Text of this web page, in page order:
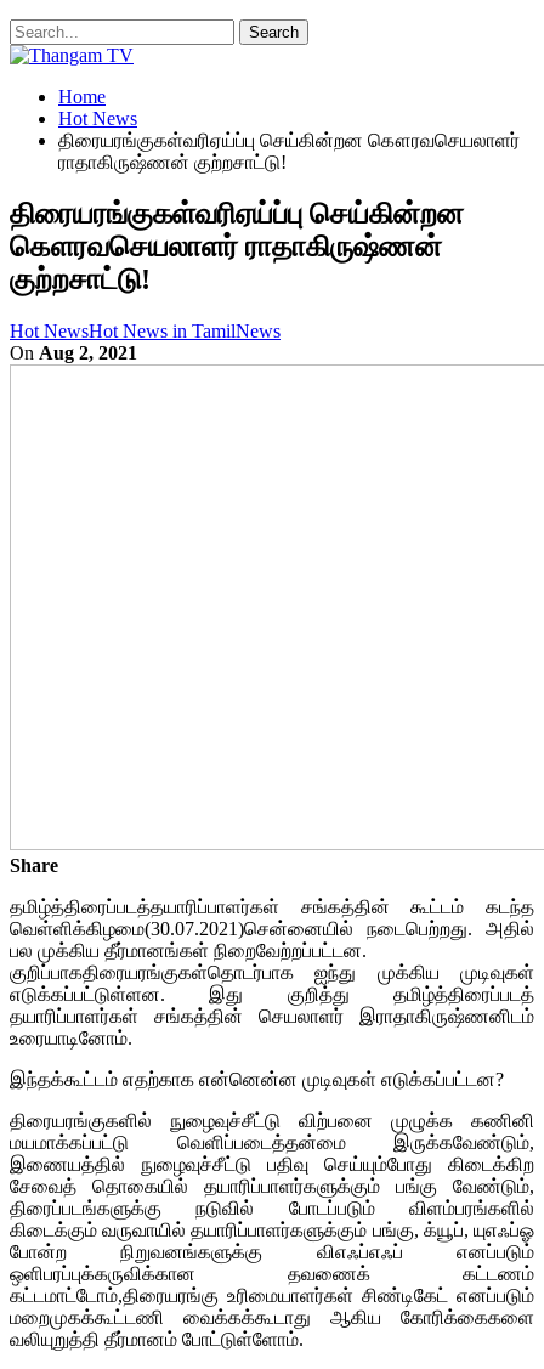
Home
Hot News
திரையரங்குகள்வரிஏய்ப்பு செய்கின்றன கௌரவசெயலாளர்
ராதாகிருஷ்ணன் குற்றசாட்டு!
திரையரங்குகள்வரிஏய்ப்பு செய்கின்றன
கௌரவசெயலாளர் ராதாகிருஷ்ணன்
குற்றசாட்டு!
Hot NewsHot News in TamilNews
On Aug 2, 2021
Share
தமிழ்த்திரைப்படத்தயாரிப்பாளர்கள் சங்கத்தின் கூட்டம் கடந்த
வெள்ளிக்கிழமை(30.07.2021)சென்னையில் நடைபெற்றது. அதில்
பல முக்கிய தீர்மானங்கள் நிறைவேற்றப்பட்டன.
குறிப்பாகதிரையரங்குகள்தொடர்பாக ஐந்து முக்கிய முடிவுகள்
எடுக்கப்பட்டுள்ளன. இது குறித்து தமிழ்த்திரைப்படத்
தயாரிப்பாளர்கள் சங்கத்தின் செயலாளர் இராதாகிருஷ்ணனிடம்
உரையாடினோம்.
இந்தக்கூட்டம் எதற்காக என்னென்ன முடிவுகள் எடுக்கப்பட்டன?
திரையரங்குகளில் நுழைவுச்சீட்டு விற்பனை முழுக்க கணினி
மயமாக்கப்பட்டு வெளிப்படைத்தன்மை இருக்கவேண்டும்,
இணையத்தில் நுழைவுச்சீட்டு பதிவு செய்யும்போது கிடைக்கிற
சேவைத் தொகையில் தயாரிப்பாளர்களுக்கும் பங்கு வேண்டும்,
திரைப்படங்களுக்கு நடுவில் போடப்படும் விளம்பரங்களில்
கிடைக்கும் வருவாயில் தயாரிப்பாளர்களுக்கும் பங்கு, க்யூப், யுஎஃப்ஓ
போன்ற நிறுவனங்களுக்கு விஎஃப்எஃப் எனப்படும்
ஒளிபரப்புக்கருவிக்கான தவணைக் கட்டணம்
கட்டமாட்டோம்,திரையரங்கு உரிமையாளர்கள் சிண்டிகேட் எனப்படும்
மறைமுகக்கூட்டணி வைக்கக்கூடாது ஆகிய கோரிக்கைகளை
வலியுறுத்தி தீர்மானம் போட்டுள்ளோம்.